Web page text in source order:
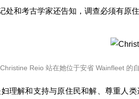
处和考古学家还告知，调查必须有原
Christine Reio 站在她位于安省 Wainfleet 的
妇理解和支持与原住民和解、尊重人